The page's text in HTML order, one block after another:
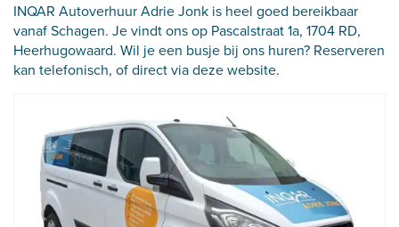
INQAR Autoverhuur Adrie Jonk is heel goed bereikbaar
vanaf Schagen. Je vindt ons op Pascalstraat 1a, 1704 RD,
Heerhugowaard. Wil je een busje bij ons huren? Reserveren
kan telefonisch, of direct via deze website.